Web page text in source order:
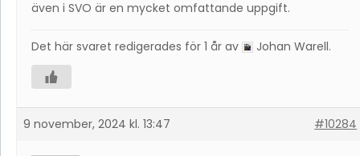
även i SVO är en mycket omfattande uppgift.
Det här svaret redigerades för 1 år av Johan Warell.
9 november, 2024 kl. 13:47 #10284